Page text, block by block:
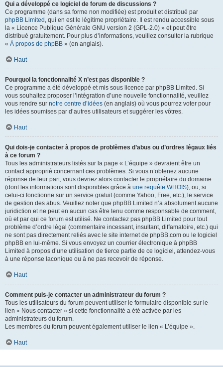
Qui a développé ce logiciel de forum de discussions ?
Ce programme (dans sa forme non modifiée) est produit et distribué par
phpBB Limited , qui en est le légitime propriétaire. Il est rendu accessible sous
la « Licence Publique Générale GNU version 2 (GPL-2.0) » et peut être
distribué gratuitement. Pour plus d’informations, veuillez consulter la rubrique
« À propos de phpBB » (en anglais).
Haut
Pourquoi la fonctionnalité X n’est pas disponible ?
Ce programme a été développé et mis sous licence par phpBB Limited. Si
vous souhaitez proposer l’intégration d’une nouvelle fonctionnalité, veuillez
vous rendre sur notre centre d’idées (en anglais) où vous pourrez voter pour
les idées soumises par d’autres utilisateurs et suggérer les vôtres.
Haut
Qui dois-je contacter à propos de problèmes d’abus ou d’ordres légaux liés
à ce forum ?
Tous les administrateurs listés sur la page « L’équipe » devraient être un
contact approprié concernant ces problèmes. Si vous n’obtenez aucune
réponse de leur part, vous devriez alors contacter le propriétaire du domaine
(dont les informations sont disponibles grâce à une requête WHOIS), ou, si
celui-ci fonctionne sur un service gratuit (comme Yahoo, Free, etc.), le service
de gestion des abus. Veuillez noter que phpBB Limited n’a absolument aucune
juridiction et ne peut en aucun cas être tenu comme responsable de comment,
où et par qui ce forum est utilisé. Ne contactez pas phpBB Limited pour tout
problème d’ordre légal (commentaire incessant, insultant, diffamatoire, etc.) qui
ne sont pas directement reliés avec le site internet de phpBB.com ou le logiciel
phpBB en lui-même. Si vous envoyez un courrier électronique à phpBB
Limited à propos d’une utilisation de tierce partie de ce logiciel, attendez-vous
à une réponse laconique ou à ne pas recevoir de réponse.
Haut
Comment puis-je contacter un administrateur du forum ?
Tous les utilisateurs du forum peuvent utiliser le formulaire disponible sur le
lien « Nous contacter » si cette fonctionnalité a été activée par les
administrateurs du forum.
Les membres du forum peuvent également utiliser le lien « L’équipe ».
Haut